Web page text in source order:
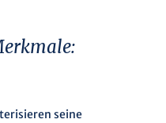
seine